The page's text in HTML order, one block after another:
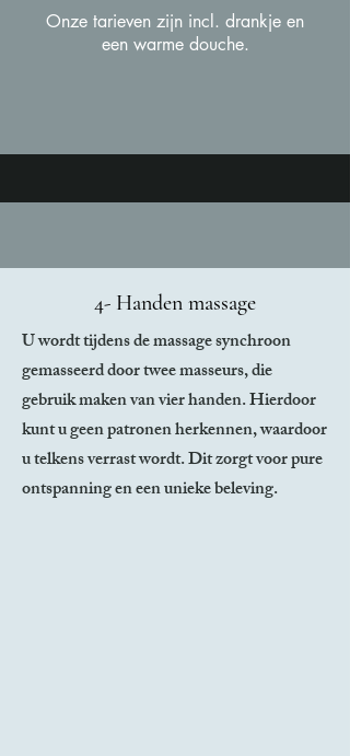
Onze tarieven zijn incl. drankje en
een warme douche.
4- Handen massage
U wordt tijdens de massage synchroon
gemasseerd door twee masseurs, die
gebruik maken van vier handen. Hierdoor
kunt u geen patronen herkennen, waardoor
u telkens verrast wordt. Dit zorgt voor pure
ontspanning en een unieke beleving.